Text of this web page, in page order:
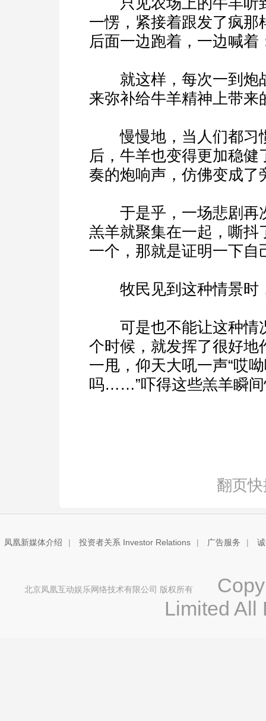
一愣，紧接着跟发了疯
后面一边跑着，一边喊
就这样，每次一到炮
来弥补给牛羊精神上带来
慢慢地，当人们都习惯
后，牛羊也变得更加稳
奏的炮响声，仿佛变成了
于是乎，一场悲剧再
羔羊就聚集在一起，嘶
一个，那就是证明一下
牧民见到这种情景时
可是也不能让这种情
个时候，就发挥了很好
一甩，仰天大吼一声“哎
吗……”吓得这些羔羊瞬
翻页
凤凰新媒体介绍 | 投资者关系 Investor Relations | 广告服务 |
北京凤凰互动娱乐网络技术有限公司 版权所有
Limited All